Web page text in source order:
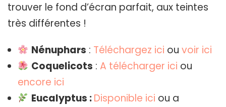
trouver le fond d’écran parfait, aux teintes
très différentes !
Nénuphars : Téléchargez ici ou voir ici
Coquelicots : A télécharger ici ou
encore ici
Eucalyptus :Disponible ici ou a